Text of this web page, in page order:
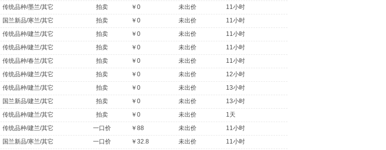
传统品种/墨兰/其它 拍卖 ￥0 未出价
11小时
国兰新品/寒兰/其它 拍卖 ￥0 未出价
11小时
传统品种/建兰/其它 拍卖 ￥0 未出价
11小时
传统品种/建兰/其它 拍卖 ￥0 未出价
11小时
传统品种/春兰/其它 拍卖 ￥0 未出价
11小时
传统品种/建兰/其它 拍卖 ￥0 未出价
12小时
传统品种/建兰/其它 拍卖 ￥0 未出价
13小时
国兰新品/建兰/其它 拍卖 ￥0 未出价
13小时
传统品种/建兰/其它 拍卖 ￥0 未出价
1天
传统品种/建兰/其它 一口价 ￥88 未出价
11小时
国兰新品/寒兰/其它 一口价 ￥32.8 未出价 11小时